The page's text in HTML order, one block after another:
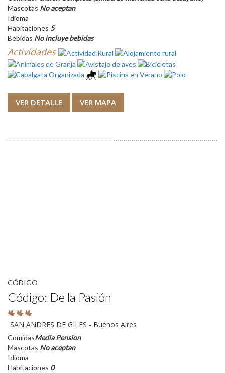
Mascotas No aceptan
Idioma
Habitaciones 5
Bebidas No incluye bebidas
Actividades
VER DETALLE VER MAPA
CÓDIGO
Código: De la Pasión
SAN ANDRES DE GILES - Buenos Aires
ComidasMedia Pension
Mascotas No aceptan
Idioma
Habitaciones 0